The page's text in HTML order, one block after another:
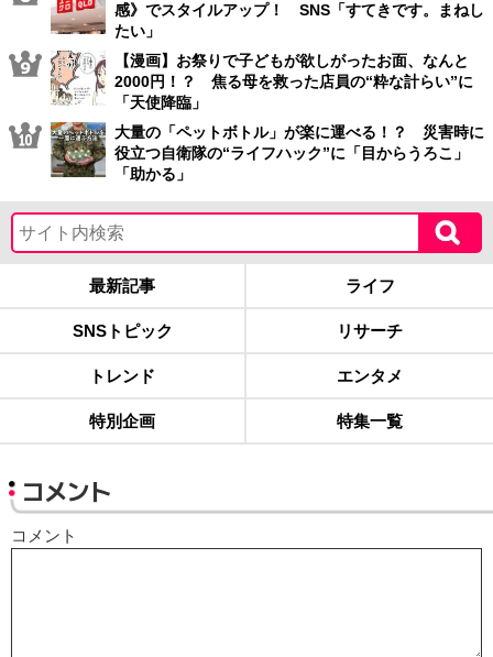
感》でスタイルアップ！ SNS「すてきです。まねし
たい」
【漫画】お祭りで子どもが欲しがったお面、なんと
2000円！？ 焦る母を救った店員の“粋な計らい”に
「天使降臨」
大量の「ペットボトル」が楽に運べる！？ 災害時に
役立つ自衛隊の“ライフハック”に「目からうろこ」
「助かる」
最新記事 ライフ
SNSトピック リサーチ
トレンド エンタメ
特別企画 特集一覧
コメント
コメント